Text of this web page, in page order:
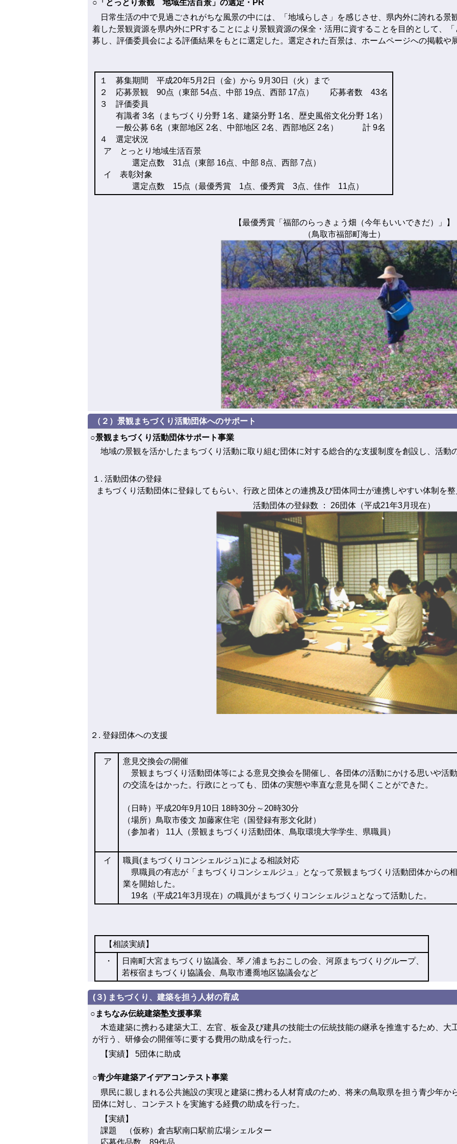
○「とっとり景観 地域生活百景」の選定・PR
日常生活の中で見過ごされがちな風景の中には、「地域らしさ」を感じさせ、県内外に誇れる景
着した景観資源を県内外にPRすることにより景観資源の保全・活用に資することを目的として、
募し、評価委員会による評価結果をもとに選定した。選定された百景は、ホームページへの掲載や
１ 募集期間 平成20年5月2日（金）から 9月30日（火）まで
２ 応募景観 90点（東部 54点、中部 19点、西部 17点） 応募者数 43名
３ 評価委員
有識者 3名（まちづくり分野 1名、建築分野 1名、歴史風俗文化分野 1名）
一般公募 6名（東部地区 2名、中部地区 2名、西部地区 2名） 計 9名
４ 選定状況
ア とっとり地域生活百景
選定点数 31点（東部 16点、中部 8点、西部 7点）
イ 表彰対象
選定点数 15点（最優秀賞 1点、優秀賞 3点、佳作 11点）
【最優秀賞「福部のらっきょう畑（今年もいいできだ）」】
（鳥取市福部町海士）
（２）景観まちづくり活動団体へのサポート
○景観まちづくり活動団体サポート事業
地域の景観を活かしたまちづくり活動に取り組む団体に対する総合的な支援制度を創設し、活動
１. 活動団体の登録
まちづくり活動団体に登録してもらい、行政と団体との連携及び団体同士が連携しやすい体制を
活動団体の登録数 ： 26団体（平成21年3月現在）
２. 登録団体への支援
ア
意見交換会の開催
景観まちづくり活動団体等による意見交換会を開催し、各団体の活動にかける思いや活
の交流をはかった。行政にとっても、団体の実態や率直な意見を聞くことができた。
（日時）平成20年9月10日 18時30分～20時30分
（場所）鳥取市倭文 加藤家住宅（国登録有形文化財）
（参加者） 11人（景観まちづくり活動団体、鳥取環境大学学生、県職員）
イ
職員(まちづくりコンシェルジュ)による相談対応
県職員の有志が「まちづくりコンシェルジュ」となって景観まちづくり活動団体からの
業を開始した。
19名（平成21年3月現在）の職員がまちづくりコンシェルジュとなって活動した。
【相談実績】
・
日南町大宮まちづくり協議会、琴ノ浦まちおこしの会、河原まちづくりグループ、
若桜宿まちづくり協議会、鳥取市遷喬地区協議会など
(３) まちづくり、建築を担う人材の育成
○まちなみ伝統建築塾支援事業
木造建築に携わる建築大工、左官、板金及び建具の技能士の伝統技能の継承を推進するため、大
が行う、研修会の開催等に要する費用の助成を行った。
【実績】 5団体に助成
○青少年建築アイデアコンテスト事業
県民に親しまれる公共施設の実現と建築に携わる人材育成のため、将来の鳥取県を担う青少年か
団体に対し、コンテストを実施する経費の助成を行った。
【実績】
課題 （仮称）倉吉駅南口駅前広場シェルター
応募作品数 89作品